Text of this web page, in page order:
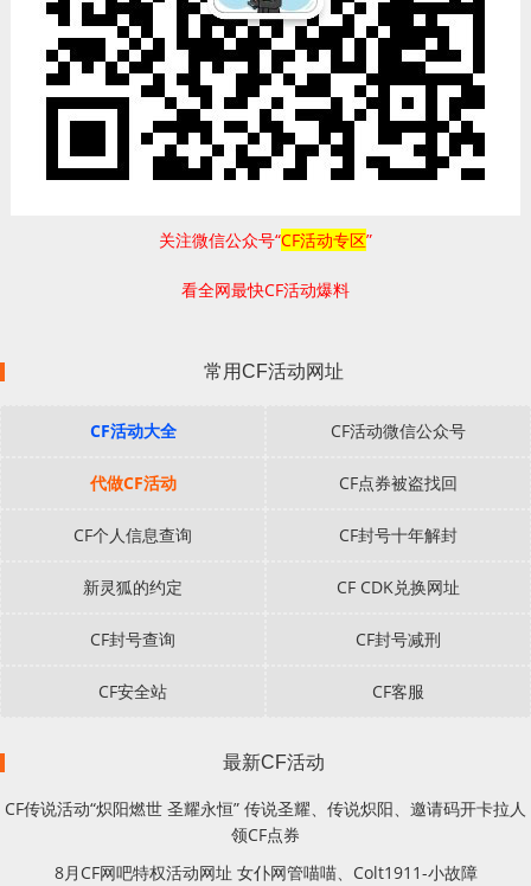
关注微信公众号“CF活动专区”
看全网最快CF活动爆料
常用CF活动网址
CF活动大全 CF活动微信公众号
代做CF活动 CF点券被盗找回
CF个人信息查询 CF封号十年解封
新灵狐的约定 CF CDK兑换网址
CF封号查询 CF封号减刑
CF安全站 CF客服
最新CF活动
CF传说活动“炽阳燃世 圣耀永恒” 传说圣耀、传说炽阳、邀请码开卡拉人
领CF点券
8月CF网吧特权活动网址 女仆网管喵喵、Colt1911-小故障